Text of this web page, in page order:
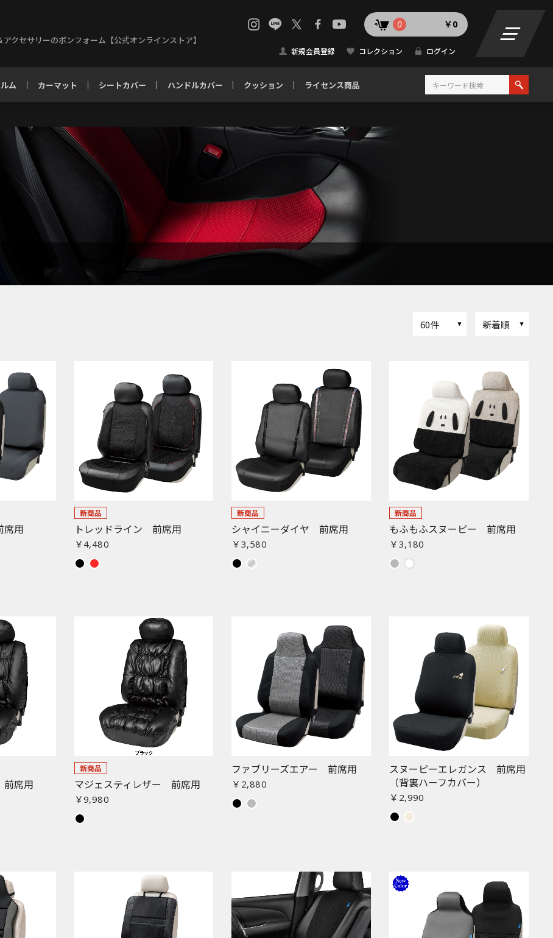
クセサリーのボンフォーム【公式オンラインストア】
0 ￥0
新規会員登録 コレクション ログイン
ム カーマット シートカバー ハンドルカバー クッション ライセンス商品
60件 新着順
用
新商品
トレッドライン 前席用
￥4,480
新商品
シャイニーダイヤ 前席用
￥3,580
新商品
もふもふスヌーピー 前席用
￥3,180
席用
新商品
マジェスティレザー 前席用
￥9,980
ファブリーズエアー 前席用
￥2,880
スヌーピーエレガンス 前席用
（背裏ハーフカバー）
￥2,990